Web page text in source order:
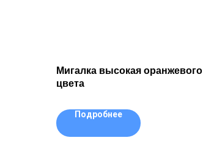
Мигалка высокая оранжевого
цвета
Подробнее